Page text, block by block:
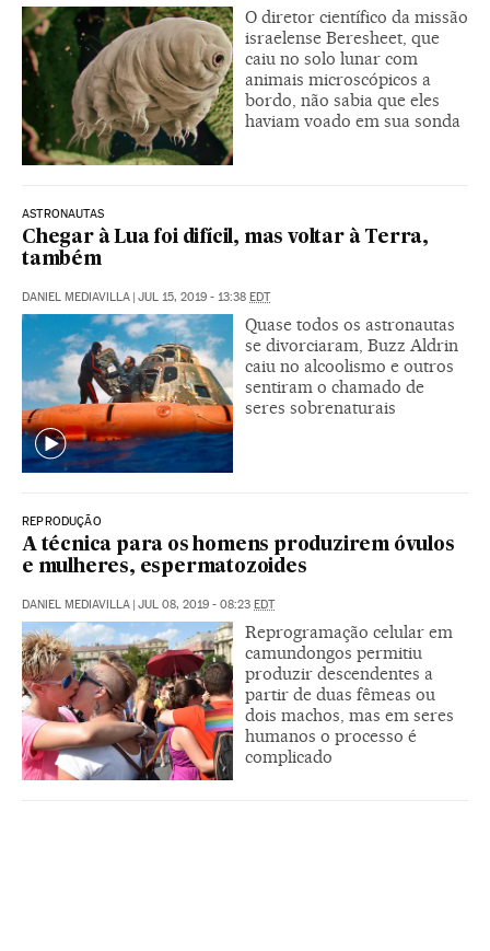
O diretor científico da missão
israelense Beresheet, que
caiu no solo lunar com
animais microscópicos a
bordo, não sabia que eles
haviam voado em sua sonda
ASTRONAUTAS
Chegar à Lua foi difícil, mas voltar à Terra,
também
DANIEL MEDIAVILLA | JUL 15, 2019 - 13:38 EDT
Quase todos os astronautas
se divorciaram, Buzz Aldrin
caiu no alcoolismo e outros
sentiram o chamado de
seres sobrenaturais
REPRODUÇÃO
A técnica para os homens produzirem óvulos
e mulheres, espermatozoides
DANIEL MEDIAVILLA | JUL 08, 2019 - 08:23 EDT
Reprogramação celular em
camundongos permitiu
produzir descendentes a
partir de duas fêmeas ou
dois machos, mas em seres
humanos o processo é
complicado